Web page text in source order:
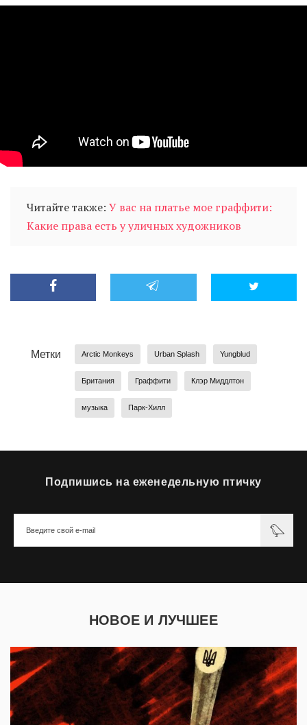
Читайте также: У вас на платье мое граффити:
Какие права есть у уличных художников
Метки Arctic Monkeys Urban Splash Yungblud
Британия Граффити Клэр Миддлтон
музыка Парк-Хилл
Подпишись на еженедельную птичку
НОВОЕ И ЛУЧШЕЕ